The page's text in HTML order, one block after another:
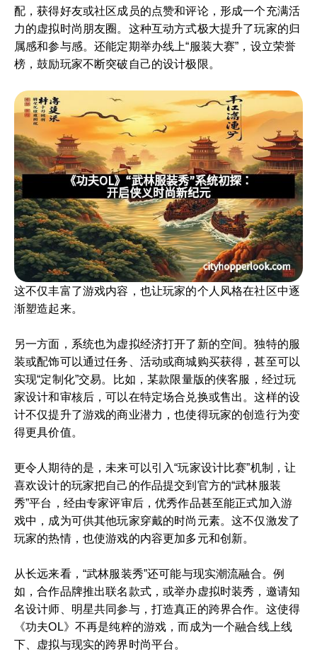
配，获得好友或社区成员的点赞和评论，形成一个充满活
力的虚拟时尚朋友圈。这种互动方式极大提升了玩家的归
属感和参与感。还能定期举办线上“服装大赛”，设立荣誉
榜，鼓励玩家不断突破自己的设计极限。
这不仅丰富了游戏内容，也让玩家的个人风格在社区中逐
渐塑造起来。
另一方面，系统也为虚拟经济打开了新的空间。独特的服
装或配饰可以通过任务、活动或商城购买获得，甚至可以
实现“定制化”交易。比如，某款限量版的侠客服，经过玩
家设计和审核后，可以在特定场合兑换或售出。这样的设
计不仅提升了游戏的商业潜力，也使得玩家的创造行为变
得更具价值。
更令人期待的是，未来可以引入“玩家设计比赛”机制，让
喜欢设计的玩家把自己的作品提交到官方的“武林服装
秀”平台，经由专家评审后，优秀作品甚至能正式加入游
戏中，成为可供其他玩家穿戴的时尚元素。这不仅激发了
玩家的热情，也使游戏的内容更加多元和创新。
从长远来看，“武林服装秀”还可能与现实潮流融合。例
如，合作品牌推出联名款式，或举办虚拟时装秀，邀请知
名设计师、明星共同参与，打造真正的跨界合作。这使得
《功夫OL》不再是纯粹的游戏，而成为一个融合线上线
下、虚拟与现实的跨界时尚平台。